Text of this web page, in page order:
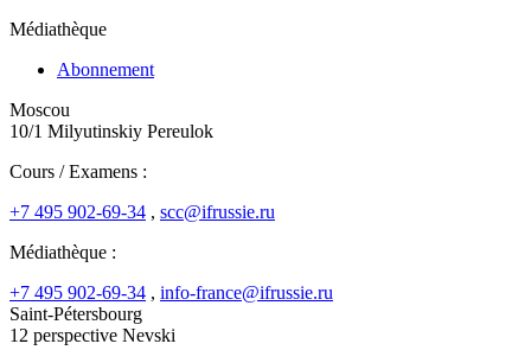
Médiathèque
Abonnement
Moscou
10/1 Milyutinskiy Pereulok
Cours / Examens :
+7 495 902-69-34 , scc@ifrussie.ru
Médiathèque :
+7 495 902-69-34 , info-france@ifrussie.ru
Saint-Pétersbourg
12 perspective Nevski